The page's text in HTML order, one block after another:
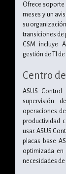
Ofrece soporte
meses y un
su
transiciones de
CSM incluye
gestión de TI
Centro
ASUS
supervisión
operaciones
productividad
usar. ASUS
placas base
optimizada en
necesidades de